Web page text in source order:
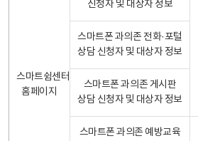
스마트쉼센터
홈페이지
신청자 및 대상자 정보
스마트폰 과의존 전화·포털
상담 신청자 및 대상자 정보
스마트폰 과의존 게시판
상담 신청자 및 대상자 정보
스마트폰 과의존 예방교육